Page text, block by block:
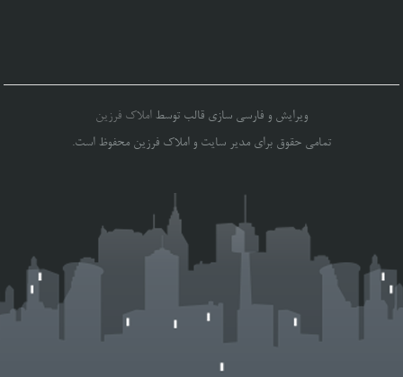
ویرایش و فارسی سازی قالب توسطاملاک فرزین
تمامی حقوق برای مدیر سایت و املاک فرزین محفوظ است.